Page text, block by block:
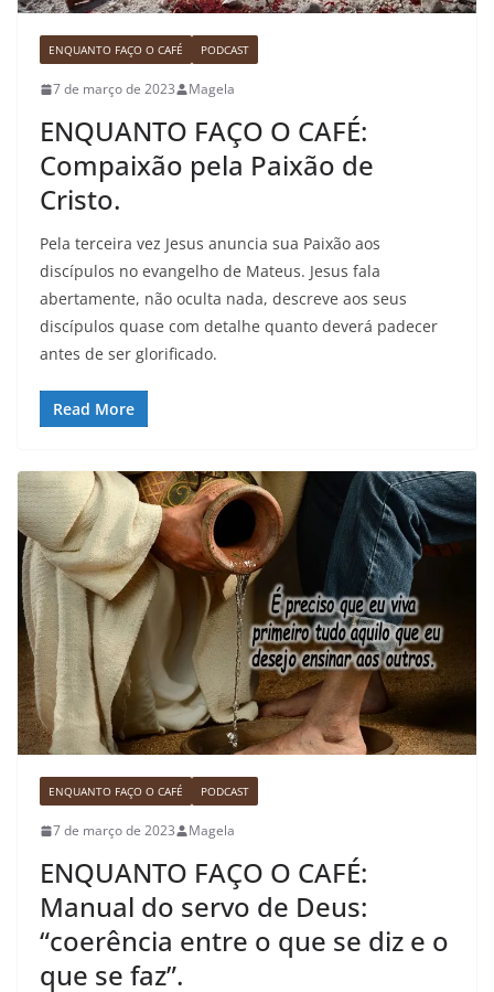
ENQUANTO FAÇO O CAFÉ PODCAST
7 de março de 2023 Magela
ENQUANTO FAÇO O CAFÉ:
Compaixão pela Paixão de
Cristo.
Pela terceira vez Jesus anuncia sua Paixão aos
discípulos no evangelho de Mateus. Jesus fala
abertamente, não oculta nada, descreve aos seus
discípulos quase com detalhe quanto deverá padecer
antes de ser glorificado.
Read More
ENQUANTO FAÇO O CAFÉ PODCAST
7 de março de 2023 Magela
ENQUANTO FAÇO O CAFÉ:
Manual do servo de Deus:
“coerência entre o que se diz e o
que se faz”.